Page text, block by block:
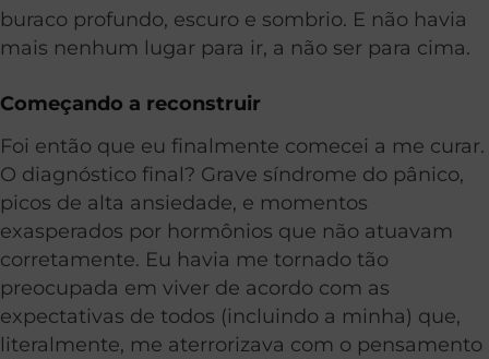
buraco profundo, escuro e sombrio. E não havia
mais nenhum lugar para ir, a não ser para cima.
Começando a reconstruir
Foi então que eu finalmente comecei a me curar.
O diagnóstico final? Grave síndrome do pânico,
picos de alta ansiedade, e momentos
exasperados por hormônios que não atuavam
corretamente. Eu havia me tornado tão
preocupada em viver de acordo com as
expectativas de todos (incluindo a minha) que,
literalmente, me aterrorizava com o pensamento